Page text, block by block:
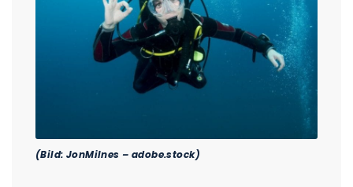
(Bild: JonMilnes – adobe.stock)